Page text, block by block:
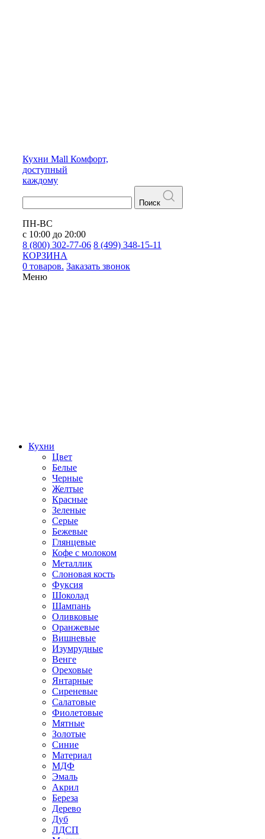
Кухни Mall Комфорт,
доступный
каждому
Поиск
ПН-ВС
с 10:00 до 20:00
8 (800) 302-77-06 8 (499) 348-15-11
КОРЗИНА
0 товаров. Заказать звонок
Меню
Кухни
Цвет
Белые
Черные
Желтые
Красные
Зеленые
Серые
Бежевые
Глянцевые
Кофе с молоком
Металлик
Слоновая кость
Фуксия
Шоколад
Шампань
Оливковые
Оранжевые
Вишневые
Изумрудные
Венге
Ореховые
Янтарные
Сиреневые
Салатовые
Фиолетовые
Мятные
Золотые
Синие
Материал
МДФ
Эмаль
Акрил
Береза
Дерево
Дуб
ЛДСП